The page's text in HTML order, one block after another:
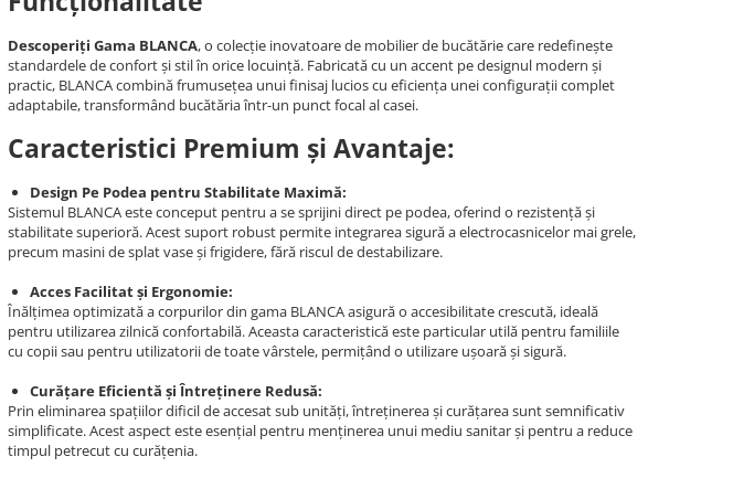
Descoperiți Gama BLANCA, o colecție inovatoare de mobilier de bucătărie care redefinește
standardele de confort și stil în orice locuință. Fabricată cu un accent pe designul modern și
practic, BLANCA combină frumusețea unui finisaj lucios cu eficiența unei configurații complet
adaptabile, transformând bucătăria într-un punct focal al casei.
Caracteristici Premium și Avantaje:
Design Pe Podea pentru Stabilitate Maximă:
Sistemul BLANCA este conceput pentru a se sprijini direct pe podea, oferind o rezistență și
stabilitate superioră. Acest suport robust permite integrarea sigură a electrocasnicelor mai grele,
precum masini de splat vase și frigidere, fără riscul de destabilizare.
Acces Facilitat și Ergonomie:
Înălțimea optimizată a corpurilor din gama BLANCA asigură o accesibilitate crescută, ideală
pentru utilizarea zilnică confortabilă. Aceasta caracteristică este particular utilă pentru familiile
cu copii sau pentru utilizatorii de toate vârstele, permițând o utilizare ușoară și sigură.
Curățare Eficientă și Întreținere Redusă:
Prin eliminarea spațiilor dificil de accesat sub unități, întreținerea și curățarea sunt semnificativ
simplificate. Acest aspect este esențial pentru menținerea unui mediu sanitar și pentru a reduce
timpul petrecut cu curățenia.